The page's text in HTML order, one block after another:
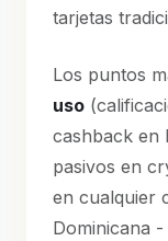
tarjetas
Los puntos
uso
cashback en
pasivos en
en cualquier
Dominicana